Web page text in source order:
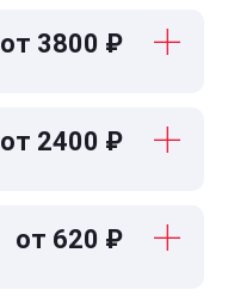
от 3800 ₽
от 2400 ₽
от 620 ₽